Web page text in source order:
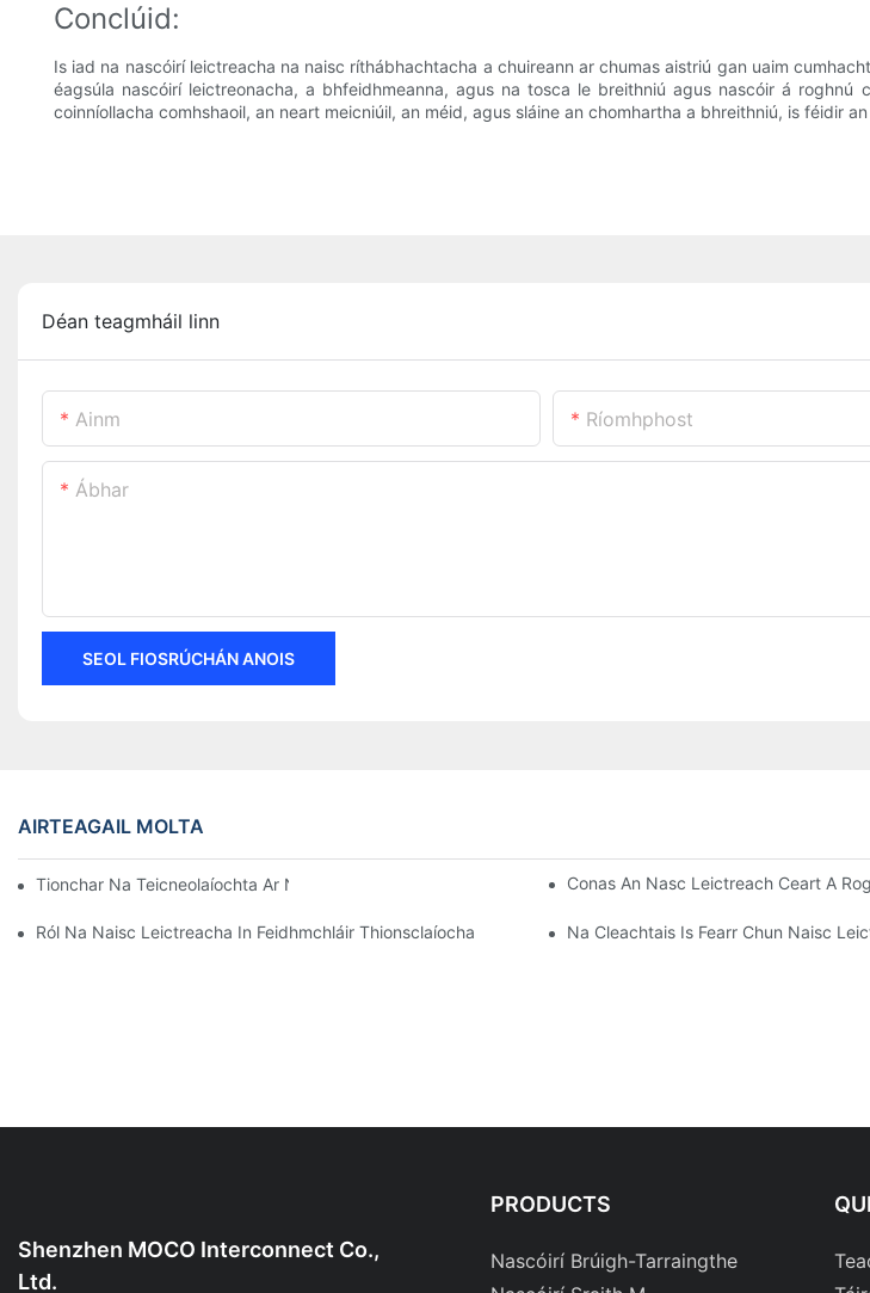
Conclúid:
Is iad na nascóirí leictreacha na naisc ríthábhachtacha a chuireann ar chumas aistriú gan uaim
éagsúla nascóirí leictreonacha, a bhfeidhmeanna, agus na tosca le breithniú agus nascóir á
coinníollacha comhshaoil, an neart meicniúil, an méid, agus sláine an chomhartha a bhreithniú, is féidir
Déan teagmháil linn
Ainm Ríomhphost
Ábhar
SEOL FIOSRÚCHÁN ANOIS
AIRTEAGAIL MOLTA
Tionchar Na Teicneolaíochta Ar Naisc Leictreacha San Leictreonaic Conas An Nasc Leictreach Ceart A
Ról Na Naisc Leictreacha In Feidhmchláir Thionsclaíocha Na Cleachtais Is Fearr Chun Naisc
Shenzhen MOCO Interconnect Co.,
Ltd.
PRODUCTS
Nascóirí Brúigh-Tarraingthe